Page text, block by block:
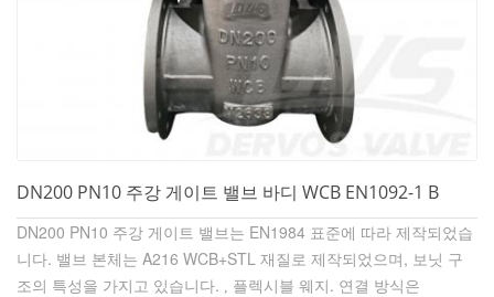
DN200 PN10 주강 게이트 밸브 바디 WCB EN1092-1 B
DN200 PN10 주강 게이트 밸브는 EN1984 표준에 따라 제작되었습
니다. 밸브 본체는 A216 WCB+STL 재질로 제작되었으며, 보닛 구
조의 특성을 가지고 있습니다.
플렉시블 웨지. 연결 방식은